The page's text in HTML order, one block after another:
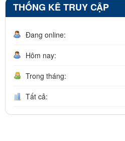
THỐNG KÊ TRUY CẬP
Đang online:
Hôm nay:
Trong tháng:
Tất cả: